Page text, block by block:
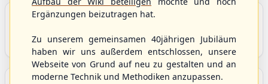
Unser Sport
und Baseball5.
Ergänzungen beizutragen hat.
Zu unserem gemeinsamen 40jährigen Jubiläum
haben wir uns außerdem entschlossen, unsere
Webseite von Grund auf neu zu gestalten und an
moderne Technik und Methodiken anzupassen.